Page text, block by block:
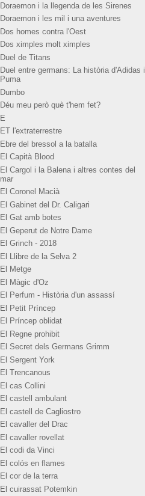
Doraemon i la llegenda de les Sirenes
Doraemon i les mil i una aventures
Dos homes contra l'Oest
Dos ximples molt ximples
Duel de Titans
Duel entre germans: La història d'Adidas i
Puma
Dumbo
Déu meu però què t'hem fet?
E
ET l'extraterrestre
Ebre del bressol a la batalla
El Capità Blood
El Cargol i la Balena i altres contes del
mar
El Coronel Macià
El Gabinet del Dr. Caligari
El Gat amb botes
El Geperut de Notre Dame
El Grinch - 2018
El Llibre de la Selva 2
El Metge
El Màgic d'Oz
El Perfum - Història d'un assassí
El Petit Príncep
El Príncep oblidat
El Regne prohibit
El Secret dels Germans Grimm
El Sergent York
El Trencanous
El cas Collini
El castell ambulant
El castell de Cagliostro
El cavaller del Drac
El cavaller rovellat
El codi da Vinci
El colós en flames
El cor de la terra
El cuirassat Potemkin